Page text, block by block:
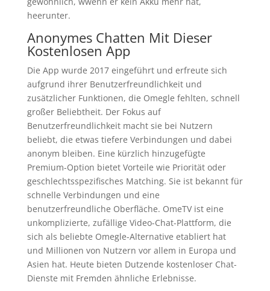
heerunter.
Anonymes Chatten Mit Dieser
Kostenlosen App
Die App wurde 2017 eingeführt und erfreute sich
aufgrund ihrer Benutzerfreundlichkeit und
zusätzlicher Funktionen, die Omegle fehlten, schnell
großer Beliebtheit. Der Fokus auf
Benutzerfreundlichkeit macht sie bei Nutzern
beliebt, die etwas tiefere Verbindungen und dabei
anonym bleiben. Eine kürzlich hinzugefügte
Premium-Option bietet Vorteile wie Priorität oder
geschlechtsspezifisches Matching. Sie ist bekannt für
schnelle Verbindungen und eine
benutzerfreundliche Oberfläche. OmeTV ist eine
unkomplizierte, zufällige Video-Chat-Plattform, die
sich als beliebte Omegle-Alternative etabliert hat
und Millionen von Nutzern vor allem in Europa und
Asien hat. Heute bieten Dutzende kostenloser Chat-
Dienste mit Fremden ähnliche Erlebnisse.